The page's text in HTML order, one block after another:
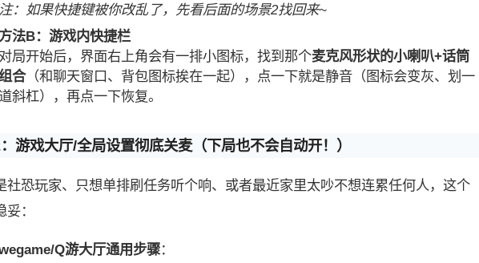
注：如果快捷键被你改乱了，先看后面的场景2找回来~
方法B：游戏内快捷栏
对局开始后，界面右上角会有一排小图标，找到那个麦克风形状的小喇叭+话筒
合（和聊天窗口、背包图标挨在一起），点一下就是静音（图标会变灰、划一
斜杠），再点一下恢复。
游戏大厅/全局设置彻底关麦（下局也不会自动开！）
社恐玩家、只想单排刷任务听个响、或者最近家里太吵不想连累任何人，这个
：
Q游大厅通用步骤：